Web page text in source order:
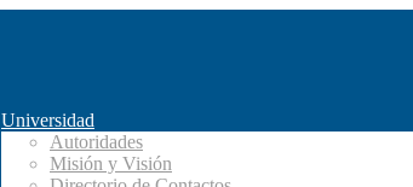
Universidad
Autoridades
Misión y Visión